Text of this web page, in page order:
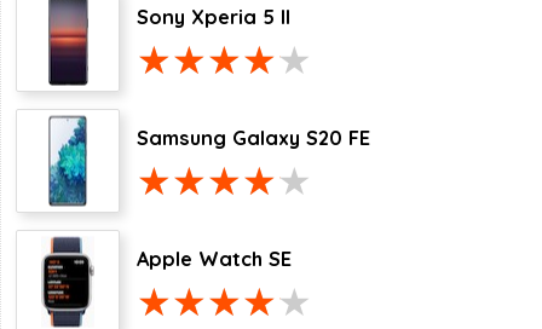
Sony Xperia 5 II
Samsung Galaxy S20 FE
Apple Watch SE